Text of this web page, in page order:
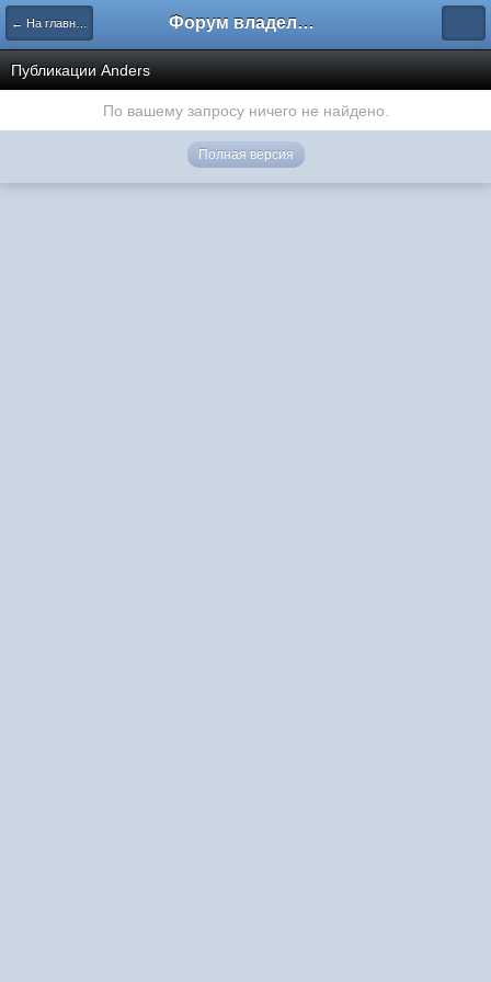
← На главную Форум владельцев интернет-магазинов
Публикации Anders
По вашему запросу ничего не найдено.
Полная версия